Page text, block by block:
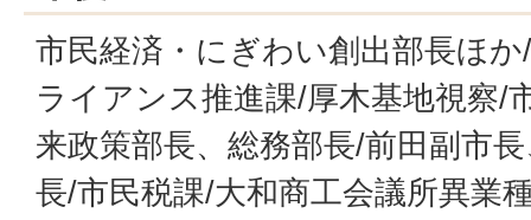
市民経済・にぎわい創出部長ほ
ライアンス推進課/厚木基地視察/
来政策部長、総務部長/前田副市
長/市民税課/大和商工会議所異業